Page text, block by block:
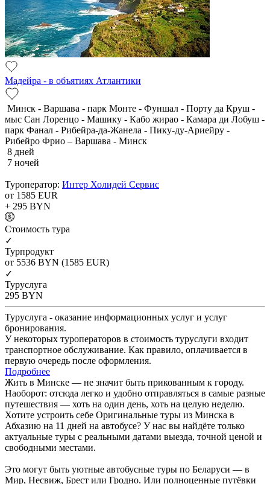
Мадейра - в объятиях Атлантики
Минск - Варшава - парк Монте - Фуншал - Порту да Круш -
мыс Сан Лоренцо - Машику - Кабо жирао - Камара ди Лобуш -
парк Фанал - Рибейра-да-Жанела - Пику-ду-Ариейру -
Рибейро Фрио – Варшава - Минск
8 дней
7 ночей
Туроператор: Интер Холидей Сервис
от 1585 EUR
+ 295 BYN
Cтоимость тура
✓
Турпродукт
от 5536 BYN (1585 EUR)
✓
Туруслуга
295 BYN
Туруслуга - оказание информационных услуг и услуг
бронирования.
У некоторых туроператоров в стоимость туруслуги входит
транспортное обслуживание. Как правило, оплачивается в
первую очередь после оформления.
Подробнее
Жить в Минске — не значит быть прикованным к городу.
Наоборот: отсюда легко и удобно отправляться в самые разные
путешествия — хоть на один день, хоть на целую неделю.
Хотите устроить себе Оригинальные туры из Минска в
Абхазию на 11 дней на автобусе? У нас вы найдёте только
актуальные туры с реальными датами выезда, точной ценой и
свободными местами.
Это могут быть уютные автобусные туры по Беларуси — в
Мир, Несвиж, Брест или Гродно. Или полноценные путёвки